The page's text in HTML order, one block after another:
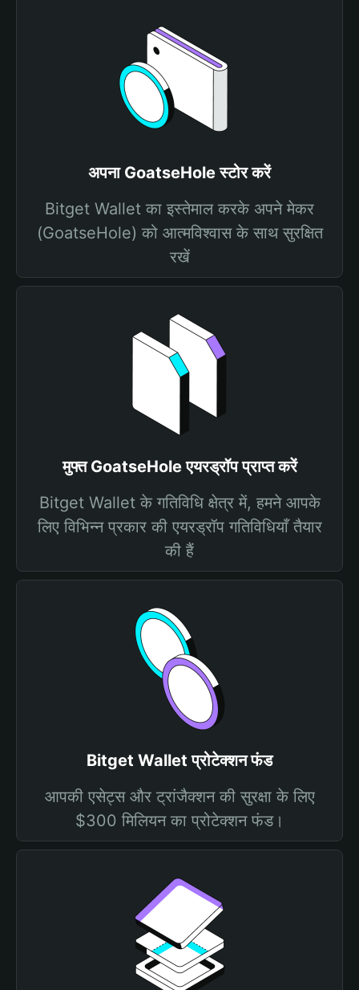
अपना GoatseHole स्टोर करें
Bitget Wallet का इस्तेमाल करके अपने मेकर
(GoatseHole) को आत्मविश्वास के साथ सुरक्षित
रखें
मुफ्त GoatseHole एयरड्रॉप प्राप्त करें
Bitget Wallet के गतिविधि क्षेत्र में, हमने आपके
लिए विभिन्न प्रकार की एयरड्रॉप गतिविधियाँ तैयार
की हैं
Bitget Wallet प्रोटेक्शन फंड
आपकी एसेट्स और ट्रांजैक्शन की सुरक्षा के लिए
$300 मिलियन का प्रोटेक्शन फंड।